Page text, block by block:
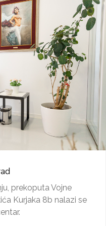
prekoputa Vojne
Kurjaka 8b nalazi se